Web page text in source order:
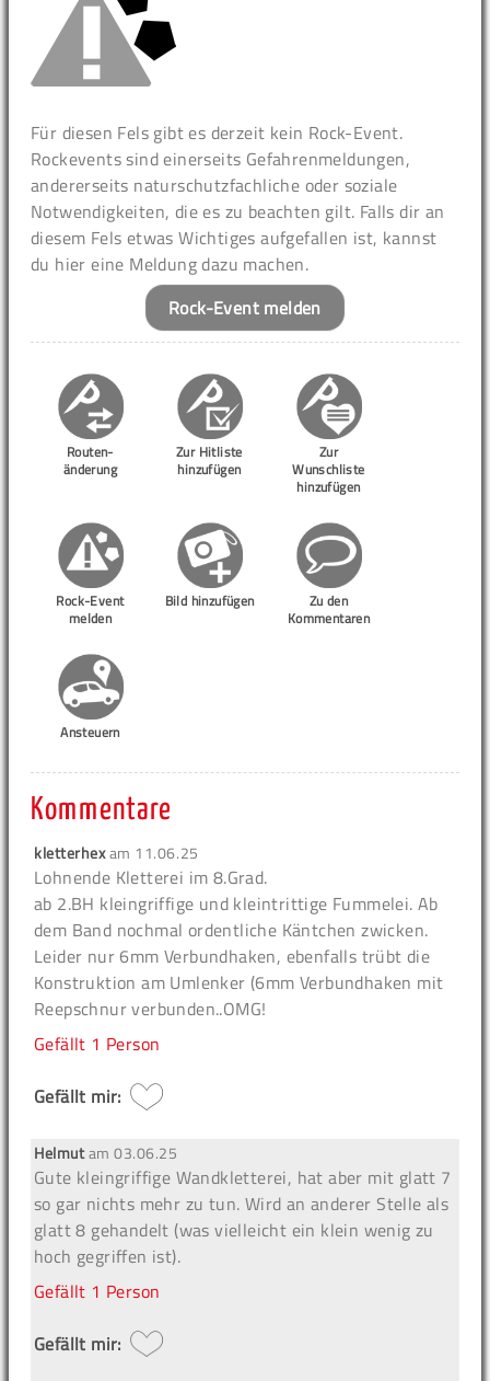
Für diesen Fels gibt es derzeit kein Rock-Event.
Rockevents sind einerseits Gefahrenmeldungen,
andererseits naturschutzfachliche oder soziale
Notwendigkeiten, die es zu beachten gilt. Falls dir an
diesem Fels etwas Wichtiges aufgefallen ist, kannst
du hier eine Meldung dazu machen.
Rock-Event melden
Routen-
änderung
Zur Hitliste
hinzufügen
Zur
Wunschliste
hinzufügen
Rock-Event
melden
Bild hinzufügen
Zu den
Kommentaren
Ansteuern
Kommentare
kletterhexam 11.06.25
Lohnende Kletterei im 8.Grad.
ab 2.BH kleingriffige und kleintrittige Fummelei. Ab
dem Band nochmal ordentliche Käntchen zwicken.
Leider nur 6mm Verbundhaken, ebenfalls trübt die
Konstruktion am Umlenker (6mm Verbundhaken mit
Reepschnur verbunden..OMG!
Gefällt 1 Person
Gefällt mir:
Helmutam03.06.25
Gute kleingriffige Wandkletterei, hat aber mit glatt 7
so gar nichts mehr zu tun. Wird an anderer Stelle als
glatt 8 gehandelt (was vielleicht ein klein wenig zu
hoch gegriffen ist).
Gefällt 1 Person
Gefällt mir: